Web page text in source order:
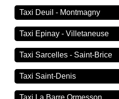
Taxi Deuil - Montmagny
Taxi Epinay - Villetaneuse
Taxi Sarcelles - Saint-Brice
Taxi Saint-Denis